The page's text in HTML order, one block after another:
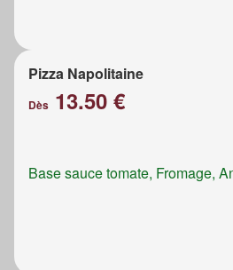
Pizza Napolitaine
Dès 13.50 €
Base sauce tomate, Fromage,